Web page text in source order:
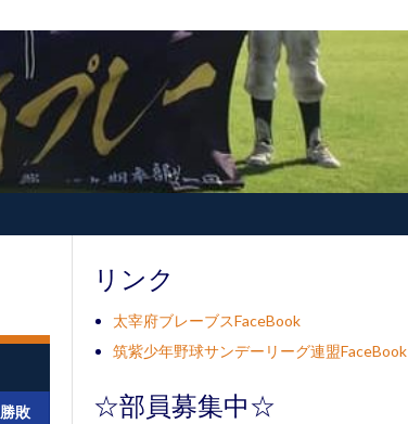
勝敗
リンク
太宰府ブレーブスFaceBook
筑紫少年野球サンデーリーグ連盟FaceBook
☆部員募集中☆